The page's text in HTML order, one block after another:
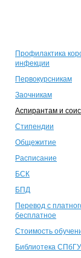
Профилактика
инфекции
Первокурсникам
Заочникам
Аспирантам и
Стипендии
Общежитие
Расписание
БСК
БПД
Перевод с
бесплатное
Стоимость
Библиотека